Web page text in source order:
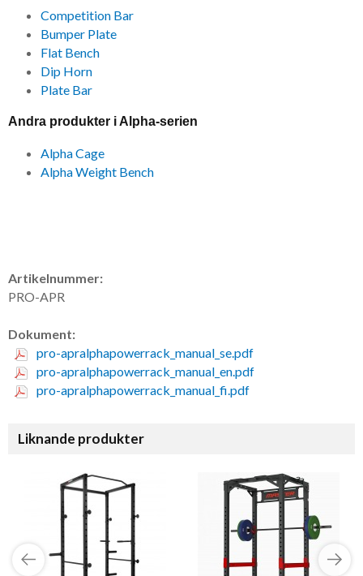
Competition Bar
Bumper Plate
Flat Bench
Dip Horn
Plate Bar
Andra produkter i Alpha-serien
Alpha Cage
Alpha Weight Bench
Artikelnummer:
PRO-APR
Dokument:
pro-apralphapowerrack_manual_se.pdf
pro-apralphapowerrack_manual_en.pdf
pro-apralphapowerrack_manual_fi.pdf
Liknande produkter